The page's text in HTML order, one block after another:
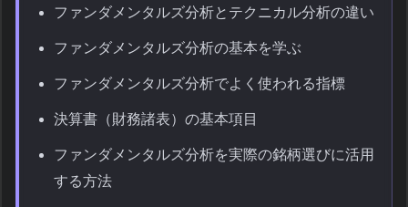
ファンダメンタルズ分析とテクニカル分析の違い
ファンダメンタルズ分析の基本を学ぶ
ファンダメンタルズ分析でよく使われる指標
決算書（財務諸表）の基本項目
ファンダメンタルズ分析を実際の銘柄選びに活用
する方法